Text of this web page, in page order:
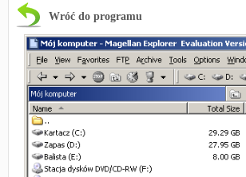
Wróć do programu